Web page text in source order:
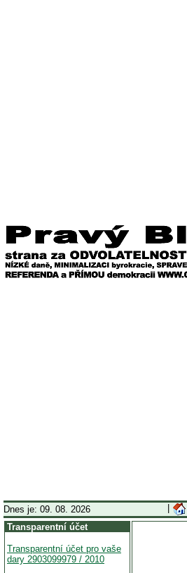
Dnes je: 09. 08. 2026
Transparentní účet
Transparentní účet pro vaše
dary 2903099979 / 2010